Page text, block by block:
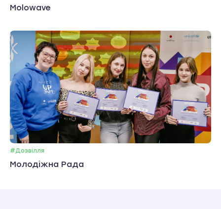
Molowave
#Дозвілля
Молодіжна Рада